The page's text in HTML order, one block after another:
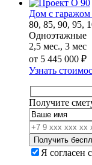
Дом с
80, 85, 90, 95,
Одноэтажные
2,5 мес., 3 мес
от 5 445 000 ₽
Узнать
Получите
Я согласен с